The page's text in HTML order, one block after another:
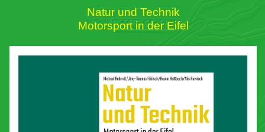
Natur und Technik
Motorsport in der Eifel